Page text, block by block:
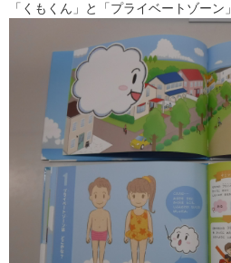
「くもくん」と「プライベートゾーン」